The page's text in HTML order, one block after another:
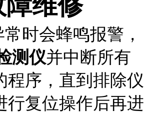
时会蜂鸣报警，
测仪并中断所有
程序，直到排除仪
行复位操作后再进